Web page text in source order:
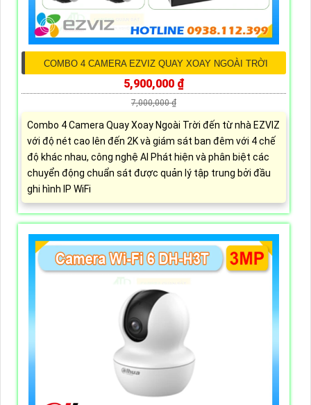
COMBO 4 CAMERA EZVIZ QUAY XOAY NGOÀI TRỜI
5,900,000 ₫
7,000,000 ₫
Combo 4 Camera Quay Xoay Ngoài Trời đến từ nhà EZVIZ
với độ nét cao lên đến 2K và giám sát ban đêm với 4 chế
độ khác nhau, công nghệ AI Phát hiện và phân biệt các
chuyển động chuẩn sát được quản lý tập trung bởi đầu
ghi hình IP WiFi